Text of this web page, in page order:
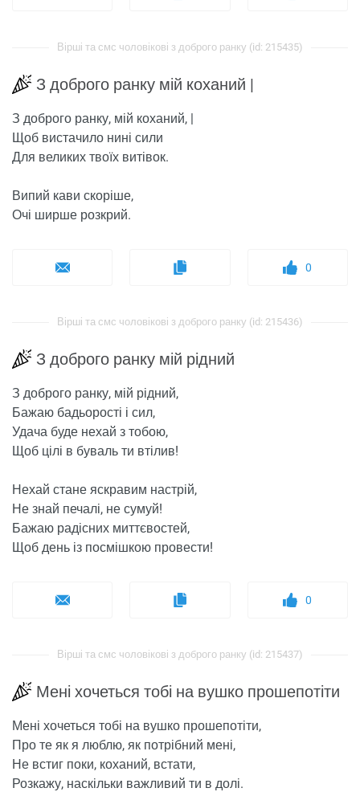
Вірші та смс чоловікові з доброго ранку (id: 215435)
З доброго ранку мій коханий |
З доброго ранку, мій коханий, |
Щоб вистачило нині сили
Для великих твоїх витівок.
Випий кави скоріше,
Очі ширше розкрий.
0
Вірші та смс чоловікові з доброго ранку (id: 215436)
З доброго ранку мій рідний
З доброго ранку, мій рідний,
Бажаю бадьорості і сил,
Удача буде нехай з тобою,
Щоб цілі в буваль ти втілив!
Нехай стане яскравим настрій,
Не знай печалі, не сумуй!
Бажаю радісних миттєвостей,
Щоб день із посмішкою провести!
0
Вірші та смс чоловікові з доброго ранку (id: 215437)
Мені хочеться тобі на вушко прошепотіти
Мені хочеться тобі на вушко прошепотіти,
Про те як я люблю, як потрібний мені,
Не встиг поки, коханий, встати,
Розкажу, наскільки важливий ти в долі.